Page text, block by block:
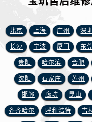
北京 上海 广州 深圳
长沙 宁波 厦门 东
贵阳 哈尔滨 合肥
沈阳 石家庄 苏州
邯郸 廊坊 昆山
齐齐哈尔 呼和浩特 吉